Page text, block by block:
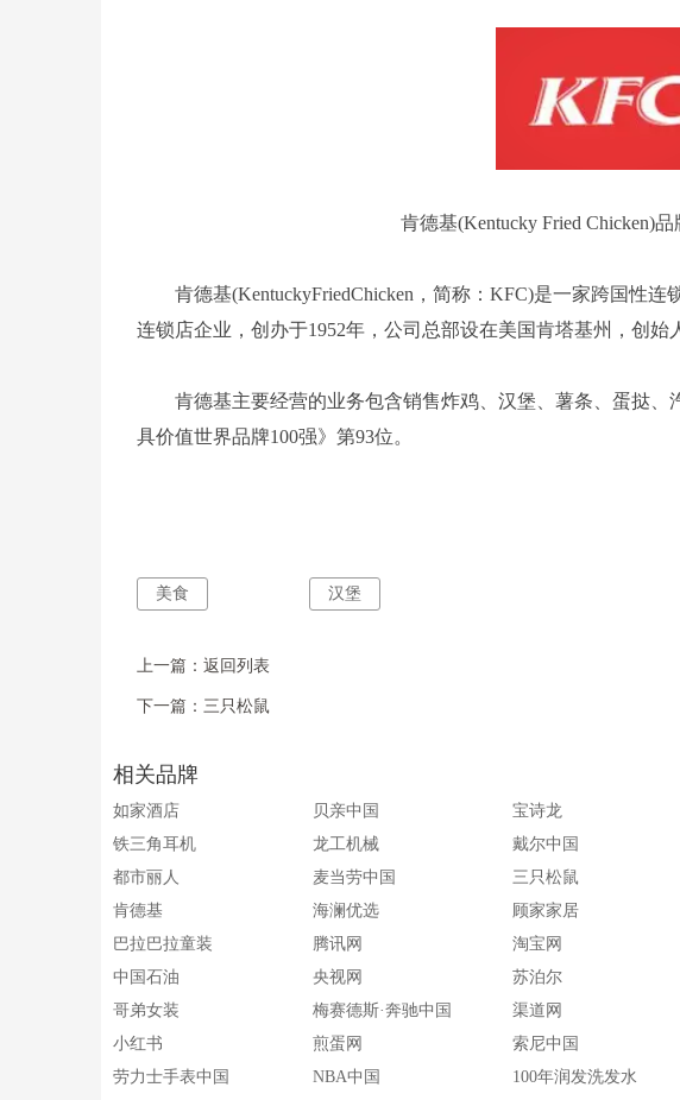
肯德基(Kentucky Fried Chicken)
肯德基(KentuckyFriedChicken，简称：KFC)是一家跨国性
连锁店企业，创办于1952年，公司总部设在美国肯塔基州，创始
肯德基主要经营的业务包含销售炸鸡、汉堡、薯条、蛋挞、
具价值世界品牌100强》第93位。
美食 汉堡
上一篇： 返回列表
下一篇： 三只松鼠
相关品牌
如家酒店 贝亲中国 宝诗龙
铁三角耳机
龙工机械 戴尔中国
都市丽人
麦当劳中国 三只松鼠
肯德基
海澜优选 顾家家居
巴拉巴拉童装
腾讯网 淘宝网
中国石油
央视网 苏泊尔
哥弟女装
梅赛德斯·奔驰中国 渠道网
小红书
煎蛋网 索尼中国
劳力士手表中国
NBA中国 100年润发洗发水